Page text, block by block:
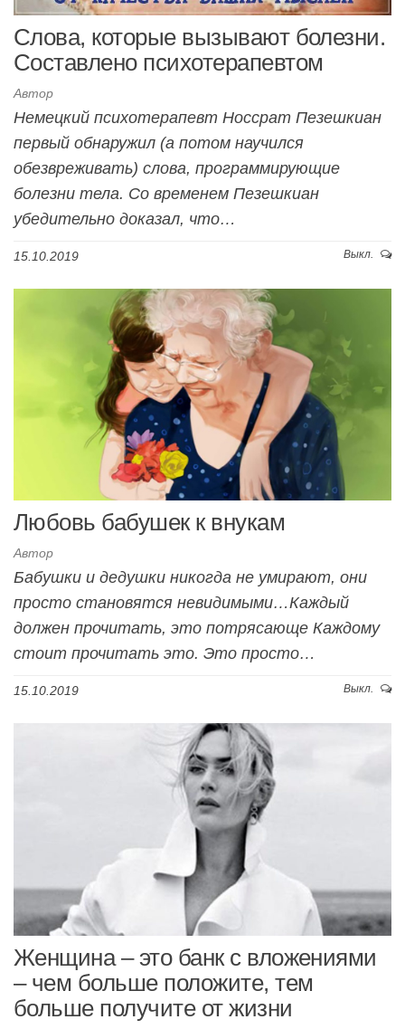
Слова, которые вызывают болезни.
Составлено психотерапевтом
Автор
Немецкий психотерапевт Носсрат Пезешкиан
первый обнаружил (а потом научился
обезвреживать) слова, программирующие
болезни тела. Со временем Пезешкиан
убедительно доказал, что…
15.10.2019 Выкл.
Любовь бабушек к внукам
Автор
Бабушки и дедушки никогда не умирают, они
просто становятся невидимыми…Каждый
должен прочитать, это потрясающе Каждому
стоит прочитать это. Это просто…
15.10.2019 Выкл.
Женщина – это банк с вложениями
– чем больше положите, тем
больше получите от жизни